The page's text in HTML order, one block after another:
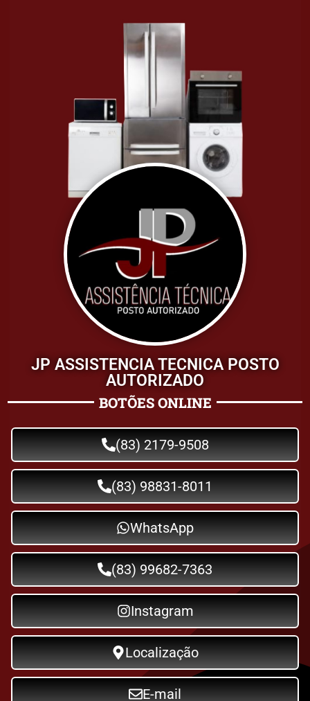
JP ASSISTENCIA TECNICA POSTO
AUTORIZADO
BOTÕES ONLINE
(83) 2179-9508
(83) 98831-8011
WhatsApp
(83) 99682-7363
Instagram
Localização
E-mail